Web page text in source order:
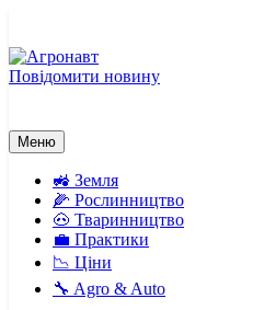
вмісту
Повідомити новину
Меню
🚜 Земля
🌽 Рослинництво
🐽 Тваринництво
💼 Практики
📉 Ціни
🔧 Agro & Auto